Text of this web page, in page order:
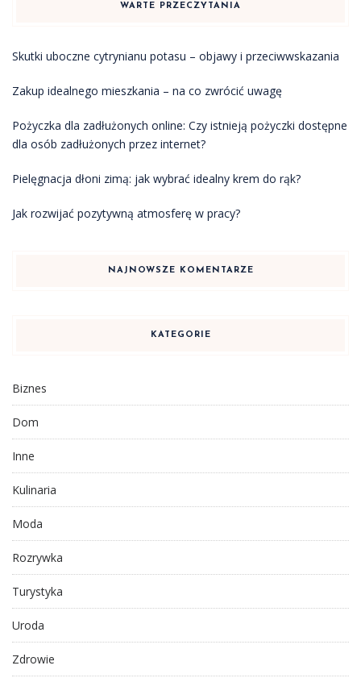
WARTE PRZECZYTANIA
Skutki uboczne cytrynianu potasu – objawy i przeciwwskazania
Zakup idealnego mieszkania – na co zwrócić uwagę
Pożyczka dla zadłużonych online: Czy istnieją pożyczki dostępne
dla osób zadłużonych przez internet?
Pielęgnacja dłoni zimą: jak wybrać idealny krem do rąk?
Jak rozwijać pozytywną atmosferę w pracy?
NAJNOWSZE KOMENTARZE
KATEGORIE
Biznes
Dom
Inne
Kulinaria
Moda
Rozrywka
Turystyka
Uroda
Zdrowie